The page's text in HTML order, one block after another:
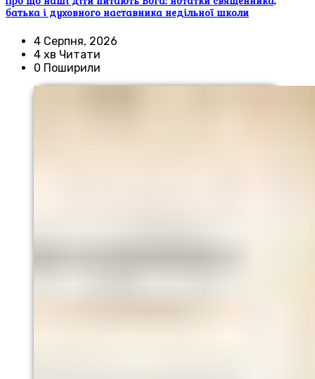
батька і духовного наставника недільної школи
4 Серпня, 2026
4 хв Читати
0 Поширили